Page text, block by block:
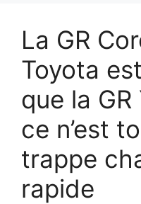
La GR
Toyota
que la
ce n’est
trappe
rapide